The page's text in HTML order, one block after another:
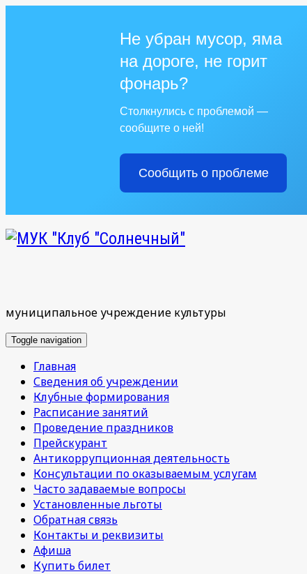
Не убран мусор, яма
на дороге, не горит
фонарь?
Столкнулись с проблемой —
сообщите о ней!
Сообщить о проблеме
муниципальное учреждение культуры
Toggle navigation
Главная
Сведения об учреждении
Клубные формирования
Расписание занятий
Проведение праздников
Прейскурант
Антикоррупционная деятельность
Консультации по оказываемым услугам
Часто задаваемые вопросы
Установленные льготы
Обратная связь
Контакты и реквизиты
Афиша
Купить билет